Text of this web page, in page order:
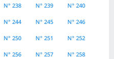
N° 238 N° 239 N° 240
N° 244 N° 245 N° 246
N° 250 N° 251 N° 252
N° 256 N° 257 N° 258